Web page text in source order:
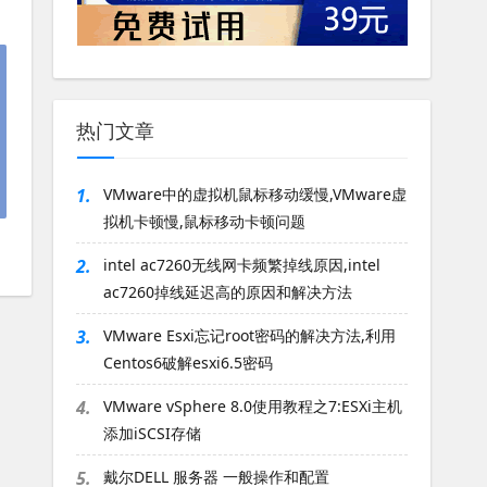
热门文章
1.
VMware中的虚拟机鼠标移动缓慢,VMware虚
拟机卡顿慢,鼠标移动卡顿问题
2.
intel ac7260无线网卡频繁掉线原因,intel
ac7260掉线延迟高的原因和解决方法
3.
VMware Esxi忘记root密码的解决方法,利用
Centos6破解esxi6.5密码
4.
VMware vSphere 8.0使用教程之7:ESXi主机
添加iSCSI存储
5. 戴尔DELL 服务器 一般操作和配置